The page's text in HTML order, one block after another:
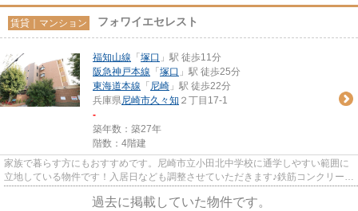
賃貸｜マンション フォワイエセレスト
福知山線 「 塚口 」駅 徒歩11分
阪急神戸本線 「 塚口 」駅 徒歩25分
東海道本線 「 尼崎 」駅 徒歩22分
兵庫県尼崎市久々知 ２丁目17-1
-
築年数：築27年
階数：4階建
家族で暮らす方にもおすすめです。尼崎市立小田北中学校に通学しやすい範囲に
立地している物件です！入居日なども調整させていただきます♪鉄筋コンクリート
過去に掲載していた物件です。